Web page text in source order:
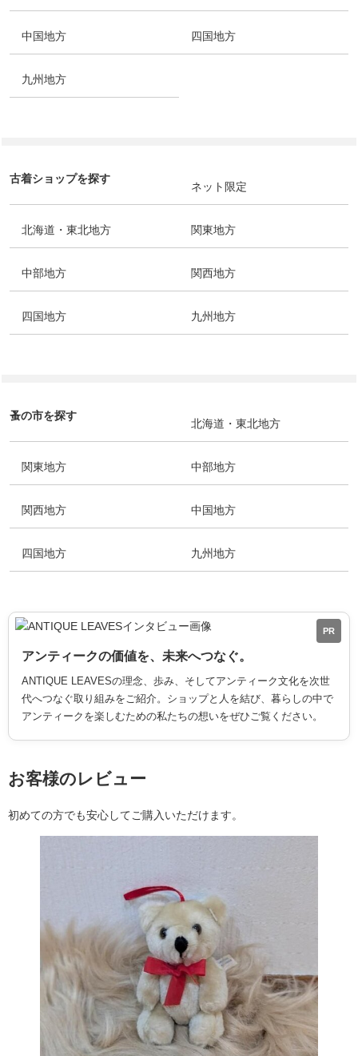
中国地方 四国地方
九州地方
古着ショップを探す
ネット限定
北海道・東北地方 関東地方
中部地方 関西地方
四国地方 九州地方
蚤の市を探す
北海道・東北地方
関東地方 中部地方
関西地方 中国地方
四国地方 九州地方
PR
アンティークの価値を、未来へつなぐ。
ANTIQUE LEAVESの理念、歩み、そしてアンティーク文化を次世
代へつなぐ取り組みをご紹介。ショップと人を結び、暮らしの中で
アンティークを楽しむための私たちの想いをぜひご覧ください。
お客様のレビュー
初めての方でも安心してご購入いただけます。